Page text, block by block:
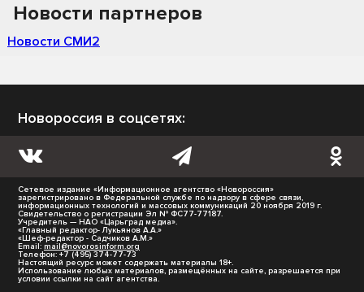
Новости партнеров
Новости СМИ2
Новороссия в соцсетях:
Сетевое издание «Информационное агентство «Новороссия»
зарегистрировано в Федеральной службе по надзору в сфере связи,
информационных технологий и массовых коммуникаций 20 ноября 2019 г.
Свидетельство о регистрации Эл № ФС77-77187.
Учредитель — НАО «Царьград медиа».
«Главный редактор- Лукьянов А.А.»
«Шеф-редактор - Садчиков А.М.»
Email: mail@novorosinform.org
Телефон: +7 (495) 374-77-73
Настоящий ресурс может содержать материалы 18+.
Использование любых материалов, размещённых на сайте, разрешается при
условии ссылки на сайт агентства.